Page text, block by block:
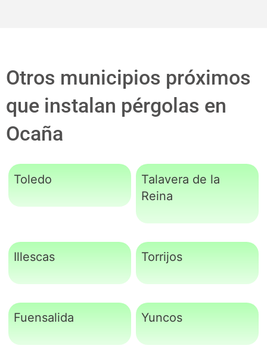
Otros municipios próximos
que instalan pérgolas en
Ocaña
Toledo
Talavera de la
Reina
Illescas Torrijos
Fuensalida Yuncos